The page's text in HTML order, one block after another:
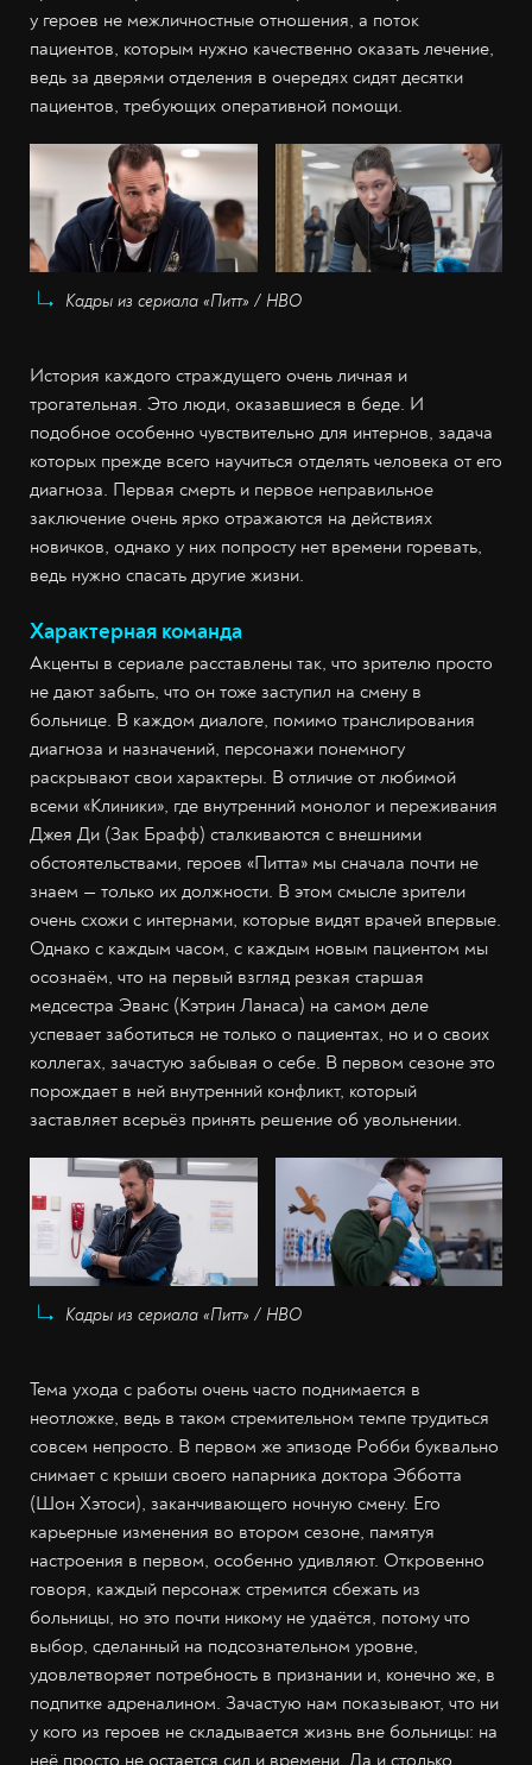
у героев не межличностные отношения, а поток
пациентов, которым нужно качественно оказать лечение,
ведь за дверями отделения в очередях сидят десятки
пациентов, требующих оперативной помощи.
Кадры из сериала «Питт» / НВО
История каждого страждущего очень личная и
трогательная. Это люди, оказавшиеся в беде. И
подобное особенно чувствительно для интернов, задача
которых прежде всего научиться отделять человека от его
диагноза. Первая смерть и первое неправильное
заключение очень ярко отражаются на действиях
новичков, однако у них попросту нет времени горевать,
ведь нужно спасать другие жизни.
Характерная команда
Акценты в сериале расставлены так, что зрителю просто
не дают забыть, что он тоже заступил на смену в
больнице. В каждом диалоге, помимо транслирования
диагноза и назначений, персонажи понемногу
раскрывают свои характеры. В отличие от любимой
всеми «Клиники», где внутренний монолог и переживания
Джея Ди (Зак Брафф) сталкиваются с внешними
обстоятельствами, героев «Питта» мы сначала почти не
знаем — только их должности. В этом смысле зрители
очень схожи с интернами, которые видят врачей впервые.
Однако с каждым часом, с каждым новым пациентом мы
осознаём, что на первый взгляд резкая старшая
медсестра Эванс (Кэтрин Ланаса) на самом деле
успевает заботиться не только о пациентах, но и о своих
коллегах, зачастую забывая о себе. В первом сезоне это
порождает в ней внутренний конфликт, который
заставляет всерьёз принять решение об увольнении.
Кадры из сериала «Питт» / НВО
Тема ухода с работы очень часто поднимается в
неотложке, ведь в таком стремительном темпе трудиться
совсем непросто. В первом же эпизоде Робби буквально
снимает с крыши своего напарника доктора Эбботта
(Шон Хэтоси), заканчивающего ночную смену. Его
карьерные изменения во втором сезоне, памятуя
настроения в первом, особенно удивляют. Откровенно
говоря, каждый персонаж стремится сбежать из
больницы, но это почти никому не удаётся, потому что
выбор, сделанный на подсознательном уровне,
удовлетворяет потребность в признании и, конечно же, в
подпитке адреналином. Зачастую нам показывают, что ни
у кого из героев не складывается жизнь вне больницы: на
неё просто не остается сил и времени. Да и столько